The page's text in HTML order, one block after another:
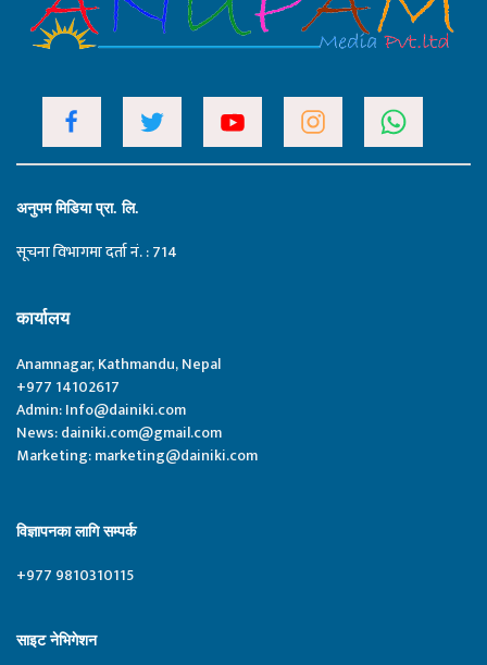
अनुपम मिडिया प्रा. लि.
सूचना विभागमा दर्ता नं. : 714
कार्यालय
Anamnagar, Kathmandu, Nepal
+977 14102617
Admin:Info@dainiki.com
News:dainiki.com@gmail.com
Marketing:marketing@dainiki.com
विज्ञापनका लागि सम्पर्क
+977 9810310115
साइट नेभिगेशन